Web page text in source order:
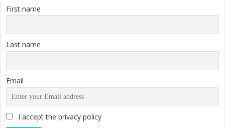
First name
Last name
Email
I accept the privacy policy